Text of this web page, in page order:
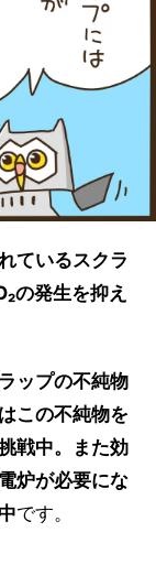
ているスクラ
の発生を抑え
ップの不純物
この不純物を
戦中。また効
炉が必要にな
です。